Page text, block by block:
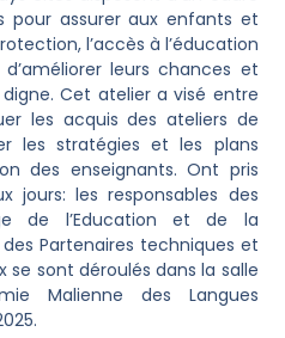
assurer aux enfants et
l’accès à l’éducation
leurs chances et
Cet atelier a visé entre
les acquis des ateliers de
les stratégies et les plans
des enseignants. Ont pris
les responsables des
de l’Education et de la
Partenaires techniques et
se sont déroulés dans la salle
Malienne des Langues